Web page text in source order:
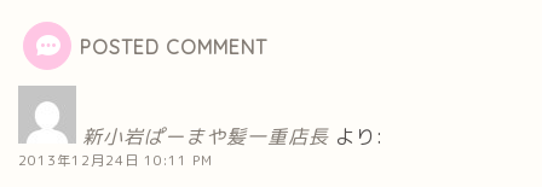
POSTED COMMENT
新小岩ぱーまや髪一重店長 より:
2013年12月24日 10:11 PM